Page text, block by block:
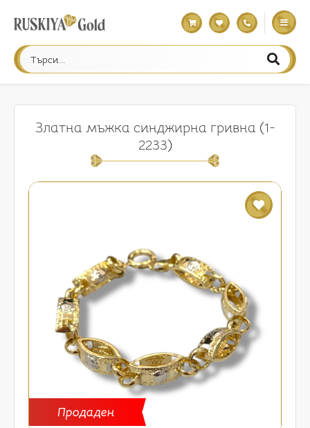
Златна мъжка синджирна гривна (1-
2233)
Продаден